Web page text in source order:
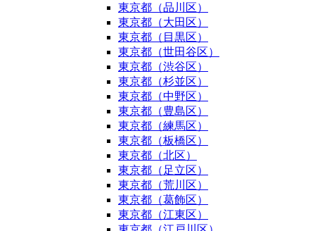
東京都（品川区）
東京都（大田区）
東京都（目黒区）
東京都（世田谷区）
東京都（渋谷区）
東京都（杉並区）
東京都（中野区）
東京都（豊島区）
東京都（練馬区）
東京都（板橋区）
東京都（北区）
東京都（足立区）
東京都（荒川区）
東京都（葛飾区）
東京都（江東区）